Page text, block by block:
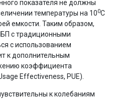
показателя не должны
температуры на 100C
емкости. Таким образом,
с традиционными
с использованием
к дополнительным
коэффициента
Effectiveness, PUE).
к колебаниям